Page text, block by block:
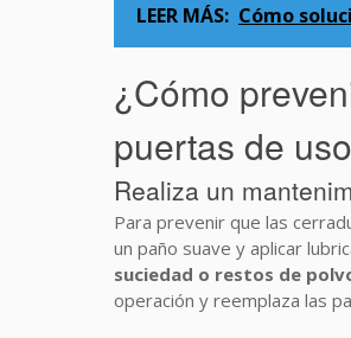
LEER MÁS: Cómo
¿Cómo
puertas de
Realiza un
Para prevenir que las
un paño suave y aplicar
suciedad o restos de
operación y reemplaza las